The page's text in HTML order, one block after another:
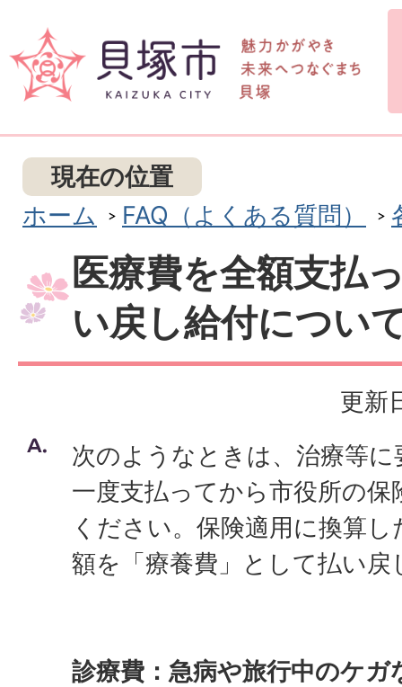
現在の位置
ホーム
FAQ（よくある質問）
医療費を全額支払
い戻し給付につい
更新
次のようなときは、治療等
一度支払ってから市役所の保
ください。保険適用に換算
額を「療養費」として払い戻
診療費：急病や旅行中のケガ